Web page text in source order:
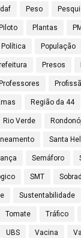
Peso
Plantas PM
Política População
Presos
Professores
Região da 44
Rio Verde
Santa
Semáforo
SMT
Sustentabilidade
Tomate Tráfico
UBS Vacina